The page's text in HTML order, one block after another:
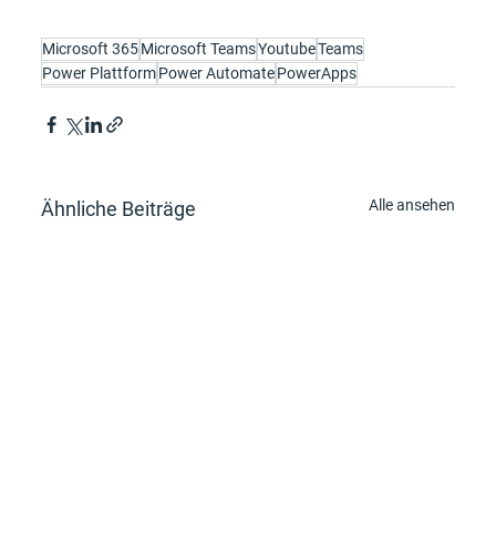
Microsoft 365Microsoft TeamsYoutubeTeams
Power PlattformPower AutomatePowerApps
Ähnliche Beiträge Alle ansehen